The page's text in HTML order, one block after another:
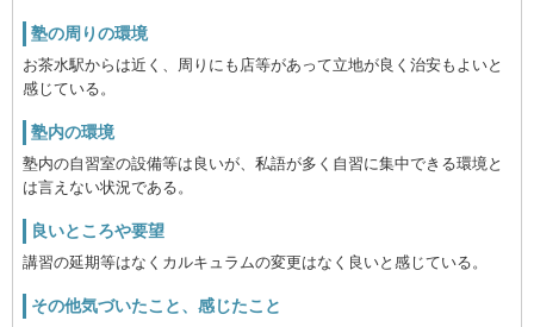
塾の周りの環境
お茶水駅からは近く、周りにも店等があって立地が良く治安もよいと
感じている。
塾内の環境
塾内の自習室の設備等は良いが、私語が多く自習に集中できる環境と
は言えない状況である。
良いところや要望
講習の延期等はなくカルキュラムの変更はなく良いと感じている。
その他気づいたこと、感じたこと